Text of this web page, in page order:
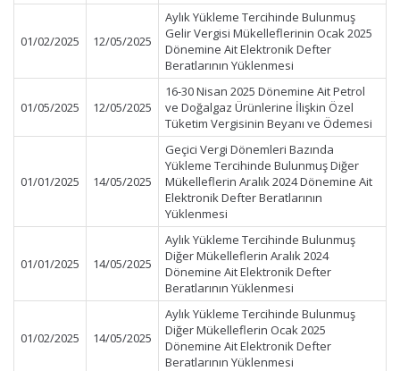
01/02/2025 12/05/2025
Aylık Yükleme Tercihinde Bulunmuş
Gelir Vergisi Mükelleflerinin Ocak 2025
Dönemine Ait Elektronik Defter
Beratlarının Yüklenmesi
01/05/2025 12/05/2025
16-30 Nisan 2025 Dönemine Ait Petrol
ve Doğalgaz Ürünlerine İlişkin Özel
Tüketim Vergisinin Beyanı ve Ödemesi
01/01/2025 14/05/2025
Geçici Vergi Dönemleri Bazında
Yükleme Tercihinde Bulunmuş Diğer
Mükelleflerin Aralık 2024 Dönemine Ait
Elektronik Defter Beratlarının
Yüklenmesi
01/01/2025 14/05/2025
Aylık Yükleme Tercihinde Bulunmuş
Diğer Mükelleflerin Aralık 2024
Dönemine Ait Elektronik Defter
Beratlarının Yüklenmesi
01/02/2025 14/05/2025
Aylık Yükleme Tercihinde Bulunmuş
Diğer Mükelleflerin Ocak 2025
Dönemine Ait Elektronik Defter
Beratlarının Yüklenmesi